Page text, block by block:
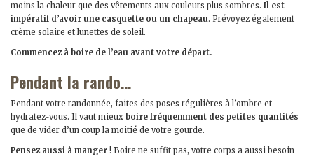
moins la chaleur que des vêtements aux couleurs plus sombres. Il est
impératif d’avoir une casquette ou un chapeau. Prévoyez également
crème solaire et lunettes de soleil.
Commencez à boire de l’eau avant votre départ.
Pendant la rando…
Pendant votre randonnée, faites des poses régulières à l’ombre et
hydratez-vous. Il vaut mieux boire fréquemment des petites quantités
que de vider d’un coup la moitié de votre gourde.
Pensez aussi à manger ! Boire ne suffit pas, votre corps a aussi besoin